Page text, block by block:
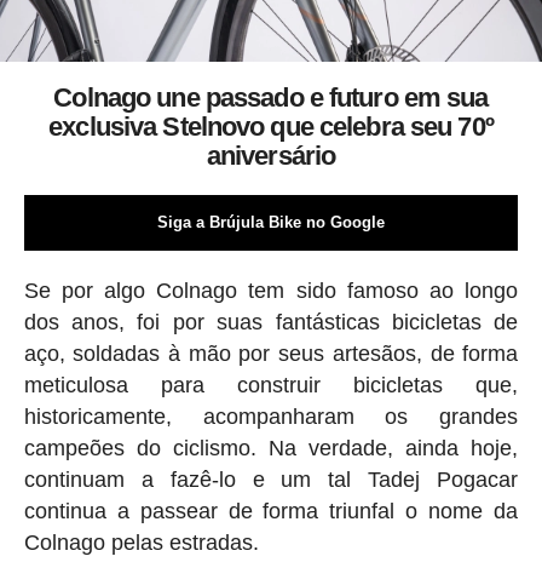
Colnago une passado e futuro em sua
exclusiva Stelnovo que celebra seu 70º
aniversário
Siga a Brújula Bike no Google
Se por algo Colnago tem sido famoso ao longo
dos anos, foi por suas fantásticas bicicletas de
aço, soldadas à mão por seus artesãos, de forma
meticulosa para construir bicicletas que,
historicamente, acompanharam os grandes
campeões do ciclismo. Na verdade, ainda hoje,
continuam a fazê-lo e um tal Tadej Pogacar
continua a passear de forma triunfal o nome da
Colnago pelas estradas.